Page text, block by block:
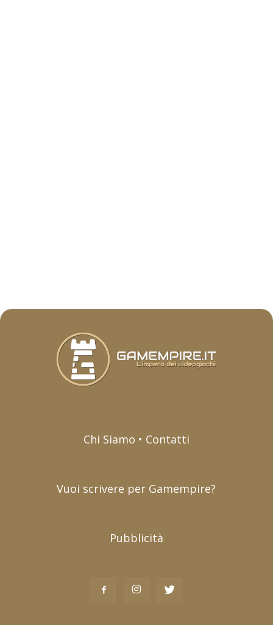
Chi Siamo • Contatti
Vuoi scrivere per Gamempire?
Pubblicità